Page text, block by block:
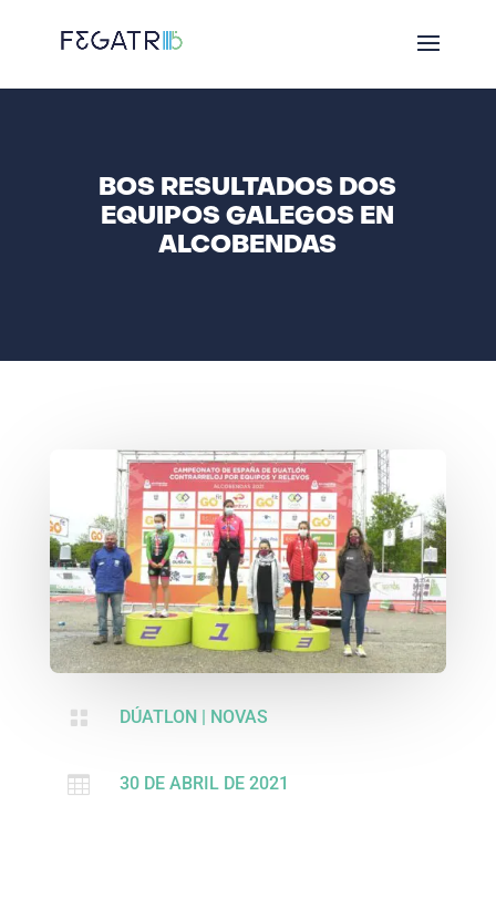
BOS RESULTADOS DOS
EQUIPOS GALEGOS EN
ALCOBENDAS
 DÚATLON| NOVAS
 30 DE ABRIL DE 2021